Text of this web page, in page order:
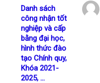
Danh sách
công nhận tốt
nghiệp và cấp
bằng đại học,
hình thức đào
tạo Chính quy,
Khóa 2021-
2025, ...